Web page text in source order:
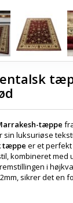
tæppe
luksuriøse
tæppe er et
kombineret med
i
sikrer det en